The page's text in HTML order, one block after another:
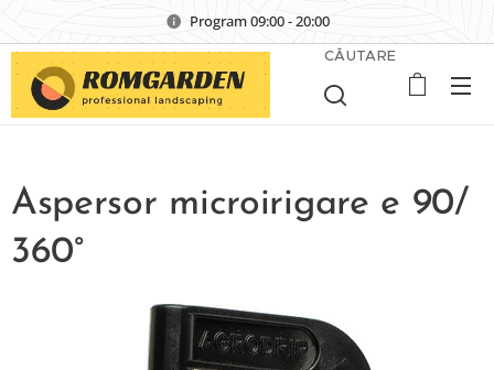
Program 09:00 - 20:00
CĂUTARE
Aspersor microirigare e 90/
360°